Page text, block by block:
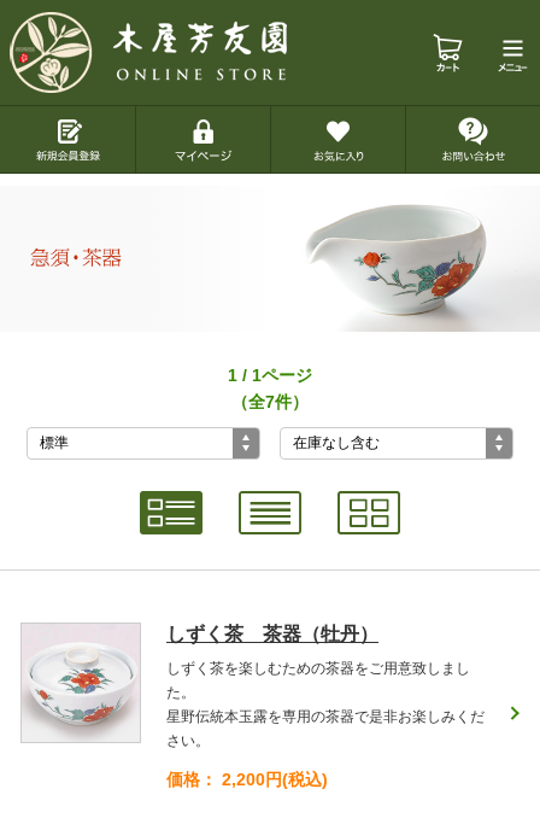
1 / 1ページ
（全7件）
しずく茶 茶器（牡丹）
しずく茶を楽しむための茶器をご用意致しまし
た。
星野伝統本玉露を専用の茶器で是非お楽しみくだ
さい。
価格： 2,200円(税込)